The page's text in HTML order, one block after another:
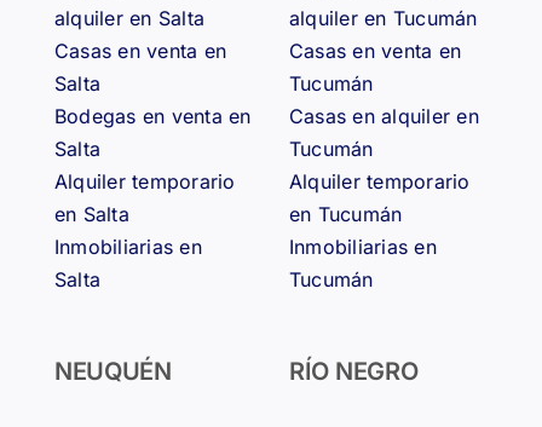
alquiler en Salta
Casas en venta en
Salta
Bodegas en venta en
Salta
Alquiler temporario
en Salta
Inmobiliarias en
Salta
alquiler en Tucumán
Casas en venta en
Tucumán
Casas en alquiler en
Tucumán
Alquiler temporario
en Tucumán
Inmobiliarias en
Tucumán
NEUQUÉN RÍO NEGRO